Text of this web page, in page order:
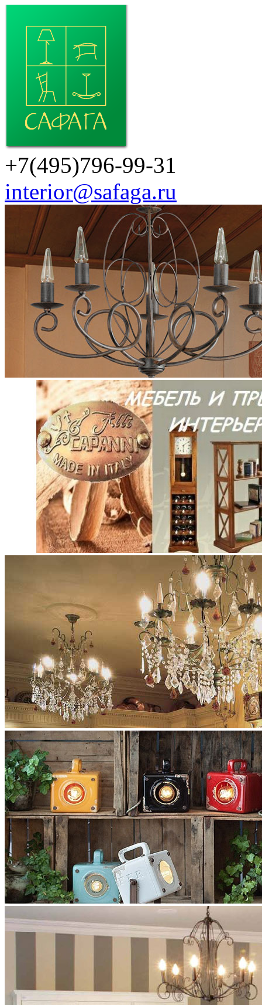
+7(495)796-99-31
interior@safaga.ru